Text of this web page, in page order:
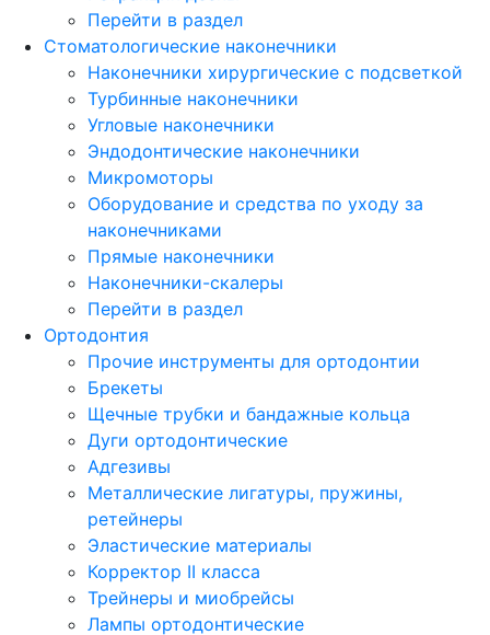
Перейти в раздел
Стоматологические наконечники
Наконечники хирургические с подсветкой
Турбинные наконечники
Угловые наконечники
Эндодонтические наконечники
Микромоторы
Оборудование и средства по уходу за
наконечниками
Прямые наконечники
Наконечники-скалеры
Перейти в раздел
Ортодонтия
Прочие инструменты для ортодонтии
Брекеты
Щечные трубки и бандажные кольца
Дуги ортодонтические
Адгезивы
Металлические лигатуры, пружины,
ретейнеры
Эластические материалы
Корректор II класса
Трейнеры и миобрейсы
Лампы ортодонтические